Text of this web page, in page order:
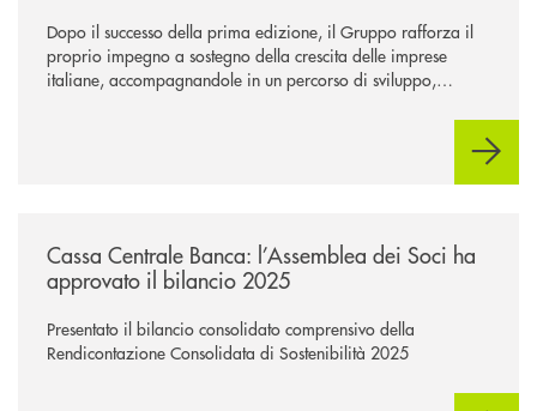
Dopo il successo della prima edizione, il Gruppo rafforza il
proprio impegno a sostegno della crescita delle imprese
italiane, accompagnandole in un percorso di sviluppo,
Cassa Centrale Banca: l’Assemblea dei Soci ha
approvato il bilancio 2025
Presentato il bilancio consolidato comprensivo della
Rendicontazione Consolidata di Sostenibilità 2025